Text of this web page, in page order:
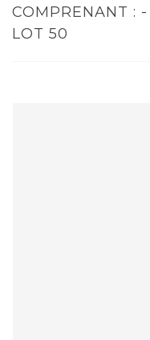
COMPRENANT : -
LOT 50